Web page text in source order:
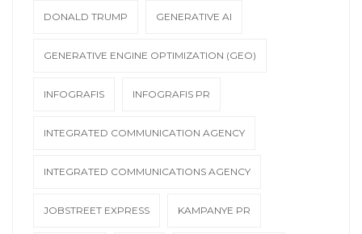
DONALD TRUMP GENERATIVE AI
GENERATIVE ENGINE OPTIMIZATION (GEO)
INFOGRAFIS INFOGRAFIS PR
INTEGRATED COMMUNICATION AGENCY
INTEGRATED COMMUNICATIONS AGENCY
JOBSTREET EXPRESS KAMPANYE PR